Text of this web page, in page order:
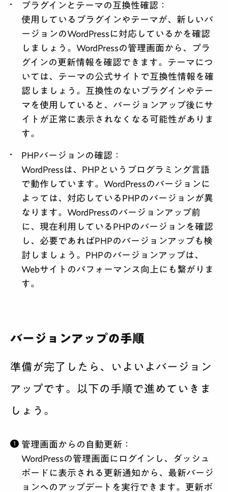
プラグインとテーマの互換性確認 ：
使用しているプラグインやテーマが、新しいバ
ージョンのWordPressに対応しているかを確認
しましょう。WordPressの管理画面から、プラ
グインの更新情報を確認できます。テーマにつ
いては、テーマの公式サイトで互換性情報を確
認しましょう。互換性のないプラグインやテー
マを使用していると、バージョンアップ後にサ
イトが正常に表示されなくなる可能性がありま
す。
PHPバージョンの確認 ：
WordPressは、PHPというプログラミング言語
で動作しています。WordPressのバージョンに
よっては、対応しているPHPのバージョンが異
なります。WordPressのバージョンアップ前
に、現在利用しているPHPのバージョンを確認
し、必要であればPHPのバージョンアップも検
討しましょう。PHPのバージョンアップは、
Webサイトのパフォーマンス向上にも繋がりま
す。
バージョンアップの手順
準備が完了したら、いよいよバージョン
アップです。以下の手順で進めていきま
しょう。
管理画面からの自動更新 ：
WordPressの管理画面にログインし、ダッシュ
ボードに表示される更新通知から、最新バージ
ョンへのアップデートを実行できます。更新ボ